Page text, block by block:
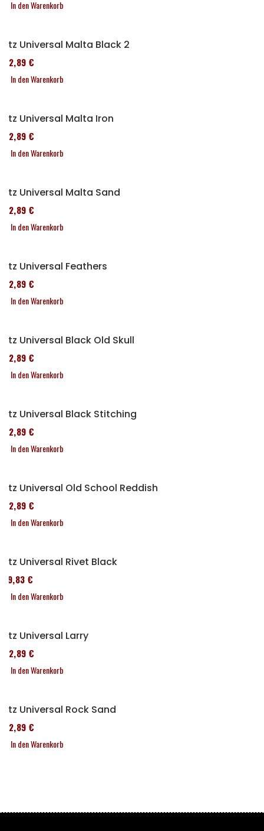
In den Warenkorb
Sitz Universal Malta Black 2
152,89 €
In den Warenkorb
Sitz Universal Malta Iron
152,89 €
In den Warenkorb
Sitz Universal Malta Sand
152,89 €
In den Warenkorb
Sitz Universal Feathers
152,89 €
In den Warenkorb
Sitz Universal Black Old Skull
152,89 €
In den Warenkorb
Sitz Universal Black Stitching
152,89 €
In den Warenkorb
Sitz Universal Old School Reddish
152,89 €
In den Warenkorb
Sitz Universal Rivet Black
119,83 €
In den Warenkorb
Sitz Universal Larry
152,89 €
In den Warenkorb
Sitz Universal Rock Sand
152,89 €
In den Warenkorb